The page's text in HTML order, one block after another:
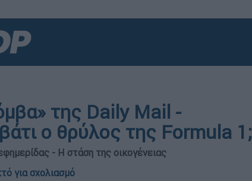
της Daily Mail -
ο θρύλος της Formula 1;
- Η στάση της οικογένειας
για σχολιασμό